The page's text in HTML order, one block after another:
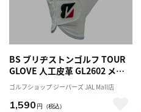
BS ブリヂストンゴルフ TOUR
GLOVE 人工皮革 GL2602 メン
ズ 左手用 特注サイズ ゴルフ グ
ローブ BRIDGESTONE GOLF
2026年モデル 日本正規品
ゴルフショップ ジーパーズ JAL Mall店
1,590 円 （税込）